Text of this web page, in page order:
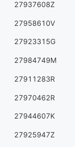
27937608Z
27958610V
27923315G
27984749M
27911283R
27970462R
27944607K
27925947Z